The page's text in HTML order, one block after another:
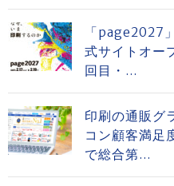
「page2027
式サイトオ
回目・...
印刷の通販グ
コン顧客満足
で総合第...